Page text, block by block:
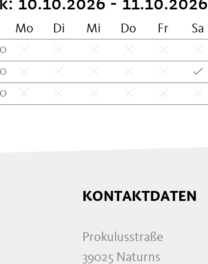
Mo Di Mi Do Fr
Sa
KONTAKTDATEN
Prokulusstraße
39025 Naturns